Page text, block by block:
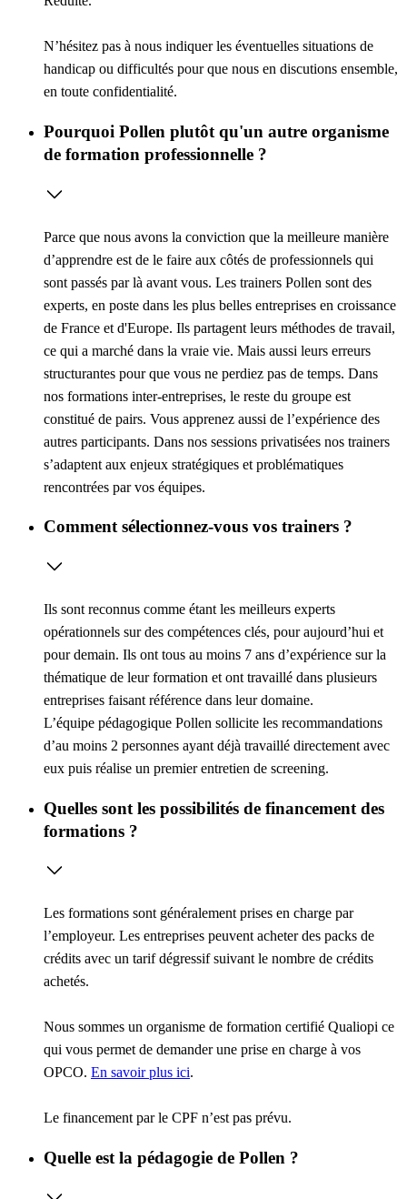
N’hésitez pas à nous indiquer les éventuelles situations de
handicap ou difficultés pour que nous en discutions ensemble,
en toute confidentialité.
Pourquoi Pollen plutôt qu'un autre organisme
de formation professionnelle ?
Parce que nous avons la conviction que la meilleure manière
d’apprendre est de le faire aux côtés de professionnels qui
sont passés par là avant vous. Les trainers Pollen sont des
experts, en poste dans les plus belles entreprises en croissance
de France et d'Europe. Ils partagent leurs méthodes de travail,
ce qui a marché dans la vraie vie. Mais aussi leurs erreurs
structurantes pour que vous ne perdiez pas de temps. Dans
nos formations inter-entreprises, le reste du groupe est
constitué de pairs. Vous apprenez aussi de l’expérience des
autres participants. Dans nos sessions privatisées nos trainers
s’adaptent aux enjeux stratégiques et problématiques
rencontrées par vos équipes.
Comment sélectionnez-vous vos trainers ?
Ils sont reconnus comme étant les meilleurs experts
opérationnels sur des compétences clés, pour aujourd’hui et
pour demain. Ils ont tous au moins 7 ans d’expérience sur la
thématique de leur formation et ont travaillé dans plusieurs
entreprises faisant référence dans leur domaine.
L’équipe pédagogique Pollen sollicite les recommandations
d’au moins 2 personnes ayant déjà travaillé directement avec
eux puis réalise un premier entretien de screening.
Quelles sont les possibilités de financement des
formations ?
Les formations sont généralement prises en charge par
l’employeur. Les entreprises peuvent acheter des packs de
crédits avec un tarif dégressif suivant le nombre de crédits
achetés.
Nous sommes un organisme de formation certifié Qualiopi ce
qui vous permet de demander une prise en charge à vos
OPCO. En savoir plus ici.
Le financement par le CPF n’est pas prévu.
Quelle est la pédagogie de Pollen ?